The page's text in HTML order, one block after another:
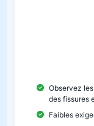
Observez
des fissures
Faibles